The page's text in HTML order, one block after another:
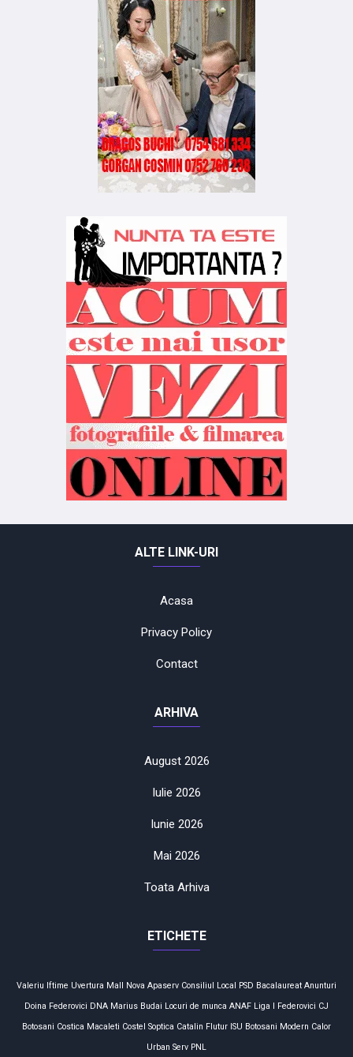
ALTE LINK-URI
Acasa
Privacy Policy
Contact
ARHIVA
August 2026
Iulie 2026
Iunie 2026
Mai 2026
Toata Arhiva
ETICHETE
Valeriu Iftime Uvertura Mall Nova Apaserv Consiliul Local PSD Bacalaureat Anunturi
Doina Federovici DNA Marius Budai Locuri de munca ANAF Liga I Federovici CJ
Botosani Costica Macaleti Costel Soptica Catalin Flutur ISU Botosani Modern Calor
Urban Serv PNL